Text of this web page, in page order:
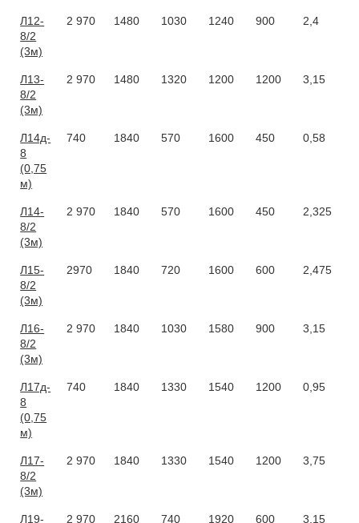
Л12-
8/2
(3м)
2 970 1480 1030 1240 900 2,4
Л13-
8/2
(3м)
2 970 1480 1320 1200 1200 3,15
Л14д-
8
(0,75
м)
740 1840 570 1600 450 0,58
Л14-
8/2
(3м)
2 970 1840 570 1600 450 2,325
Л15-
8/2
(3м)
2970 1840 720 1600 600 2,475
Л16-
8/2
(3м)
2 970 1840 1030 1580 900 3,15
Л17д-
8
(0,75
м)
740 1840 1330 1540 1200 0,95
Л17-
8/2
(3м)
2 970 1840 1330 1540 1200 3,75
Л19-
2 970 2160 740 1920 600 3,15